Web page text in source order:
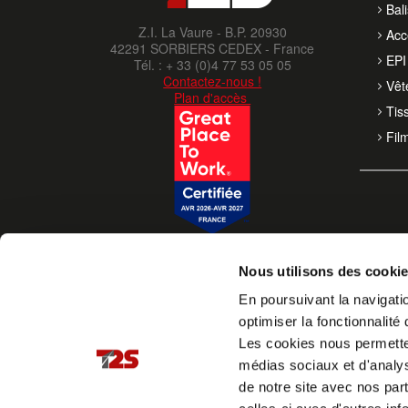
Nous utilisons des
En poursuivant la
optimiser la fonctionnalité
Les cookies nous
médias sociaux et
de notre site avec nos
Z.I. La Vaure - B.P. 20930
42291 SORBIERS CEDEX - France
Tél. : + 33 (0)4 77 53 05 05
Contactez-nous !
Plan d'accès